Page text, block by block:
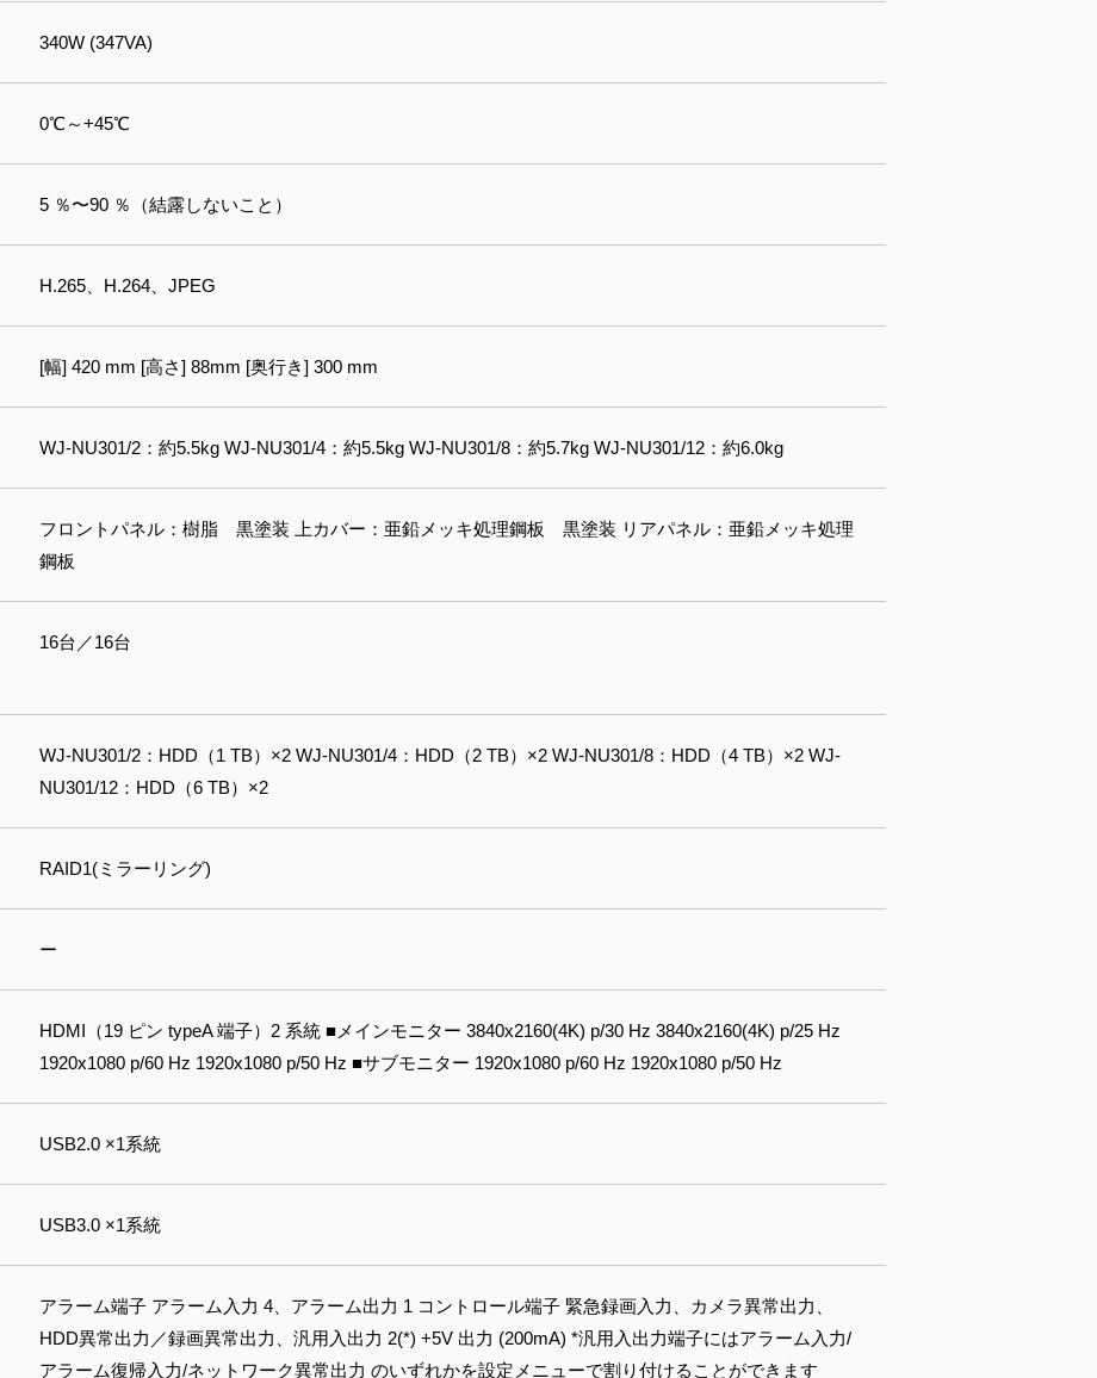
340W (347VA)
0℃～+45℃
5 ％〜90 ％（結露しないこと）
H.265、H.264、JPEG
[幅] 420 mm [高さ] 88mm [奥行き] 300 mm
WJ-NU301/2：約5.5kg WJ-NU301/4：約5.5kg WJ-NU301/8：約5.7kg WJ-NU301/12：約6.0kg
フロントパネル：樹脂 黒塗装 上カバー：亜鉛メッキ処理鋼板 黒塗装 リアパネル：亜鉛メッキ処理
鋼板
16台／16台
WJ-NU301/2：HDD（1 TB）×2 WJ-NU301/4：HDD（2 TB）×2 WJ-NU301/8：HDD（4 TB）×2 WJ-
NU301/12：HDD（6 TB）×2
RAID1(ミラーリング)
ー
HDMI（19 ピン typeA 端子）2 系統 ■メインモニター 3840x2160(4K) p/30 Hz 3840x2160(4K) p/25 Hz
1920x1080 p/60 Hz 1920x1080 p/50 Hz ■サブモニター 1920x1080 p/60 Hz 1920x1080 p/50 Hz
USB2.0 ×1系統
USB3.0 ×1系統
アラーム端子 アラーム入力 4、アラーム出力 1 コントロール端子 緊急録画入力、カメラ異常出力、
HDD異常出力／録画異常出力、汎用入出力 2(*) +5V 出力 (200mA) *汎用入出力端子にはアラーム入力/
アラーム復帰入力/ネットワーク異常出力 のいずれかを設定メニューで割り付けることができます